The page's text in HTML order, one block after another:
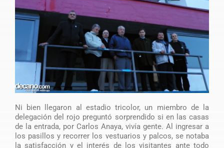
Ni bien llegaron al estadio tricolor, un miembro de la
delegación del rojo preguntó sorprendido si en las casas
de la entrada, por Carlos Anaya, vivía gente. Al ingresar a
los pasillos y recorrer los vestuarios y palcos, se notaba
la satisfacción y el interés de los visitantes ante todo